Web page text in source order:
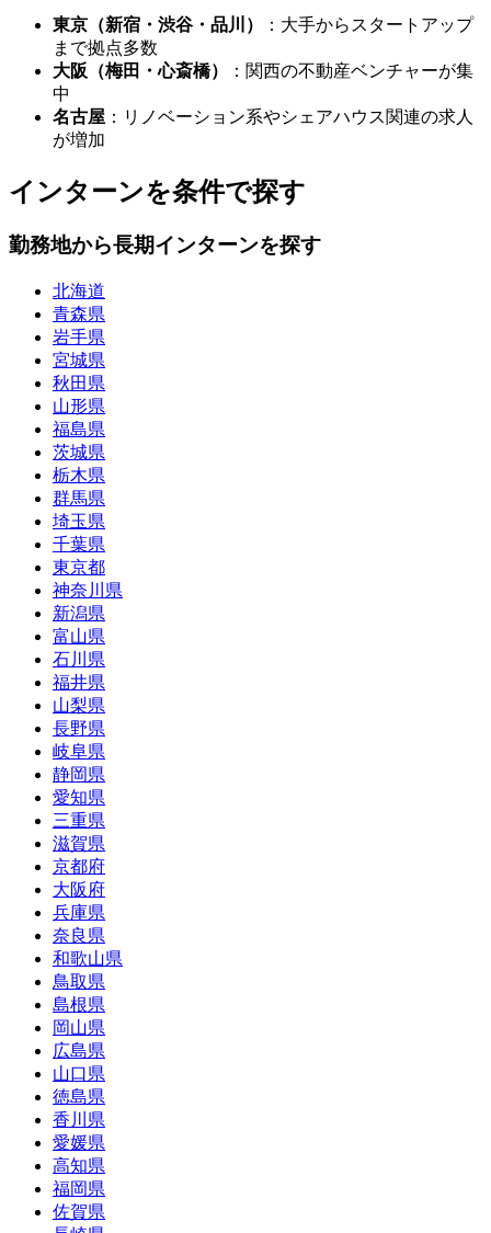
東京（新宿・渋谷・品川）
：大手からスタートアップ
まで拠点多数
大阪（梅田・心斎橋）
：関西の不動産ベンチャーが集
中
名古屋 ：リノベーション系やシェアハウス関連の求人
が増加
インターンを条件で探す
勤務地から長期インターンを探す
北海道
青森県
岩手県
宮城県
秋田県
山形県
福島県
茨城県
栃木県
群馬県
埼玉県
千葉県
東京都
神奈川県
新潟県
富山県
石川県
福井県
山梨県
長野県
岐阜県
静岡県
愛知県
三重県
滋賀県
京都府
大阪府
兵庫県
奈良県
和歌山県
鳥取県
島根県
岡山県
広島県
山口県
徳島県
香川県
愛媛県
高知県
福岡県
佐賀県